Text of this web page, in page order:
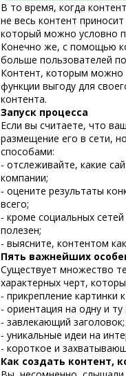
В то время, когда
не весь контент
который можно условно
Конечно же, с помощью
больше пользователей
Контент, которым можно
функции выгоду для
контента.
Запуск процесса
Если вы считаете, что
размещение его в сети,
способами:
- отслеживайте, какие
компании;
- оцените результаты
всего;
- кроме социальных
полезен;
- выясните, контентом
Пять важнейших
Существует множество
характерных черт,
- прикрепление картинки
- ориентация на одну и
- завлекающий заголовок;
- уникальные идеи на
- короткое и
Как создать контент,